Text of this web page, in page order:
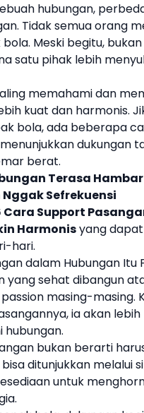
hubungan,
Tidak semua orang
Meski begitu,
satu pihak lebih
memahami dan
kuat dan harmonis.
bola, ada beberapa
dukungan
berat.
Terasa
Sefrekuensi
Cara Support
Harmonisyang
hari.
dalam Hubungan Itu
yang sehat dibangun
masing-masing.
ia akan
hubungan.
bukan berarti
bisa ditunjukkan melalui
untuk